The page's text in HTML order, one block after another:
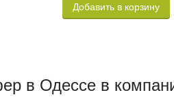
Добавить в корзину
в Одессе в